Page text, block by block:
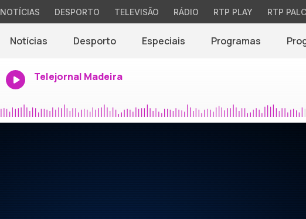
NOTÍCIAS DESPORTO TELEVISÃO RÁDIO RTP PLAY RTP
Notícias Desporto Especiais Programas
Telejornal Madeira